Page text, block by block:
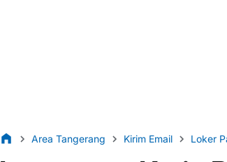
Area Tangerang Kirim Email Loker